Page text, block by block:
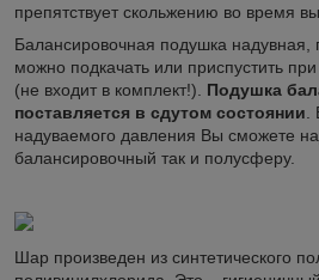
препятствует скольжению во время
Балансировочная подушка надувная,
можно подкачать или приспустить
(не входит в комплект!). Подушка
поставляется в сдутом состоянии
надуваемого давления Вы сможете
балансировочный так и полусферу.
Шар произведен из синтетического